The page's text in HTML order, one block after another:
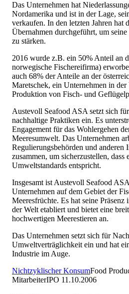
Das Unternehmen hat
Nordamerika und ist in der Lage,
verkaufen. In den letzten Jahren hat
Übernahmen durchgeführt, um
zu stärken.
2016 wurde z.B. ein 50% Anteil an
norwegische Fischereifirma)
auch 68% der Anteile an der
Maretschek, ein Unternehmen in der
Produktion von Fisch- und
Austevoll Seafood ASA setzt sich
nachhaltige Praktiken ein. Es
Engagement für das Wohlergehen
Meeresumwelt. Das Unternehmen
Regulierungsbehörden und anderen
zusammen, um sicherzustellen, dass
Umweltstandards entspricht.
Insgesamt ist Austevoll Seafood
Unternehmen auf dem Gebiet der
Meeresfrüchte. Es hat seine Präsenz
der Welt etabliert und bietet eine
hochwertigen Meerestieren an.
Das Unternehmen setzt sich für
Umweltverträglichkeit ein und hat
Industrie im Auge.
Nichtzyklischer KonsumFood
MitarbeiterIPO 11.10.2006